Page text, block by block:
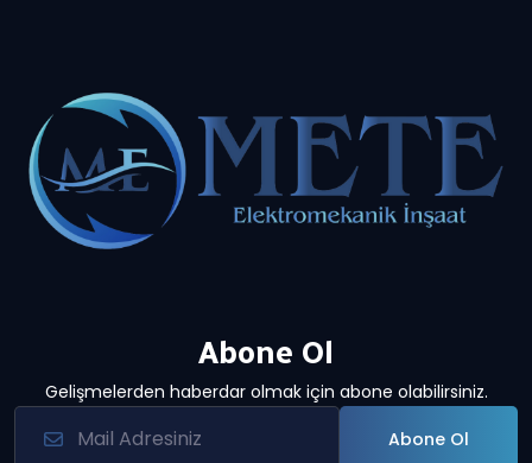
Abone Ol
Gelişmelerden haberdar olmak için abone olabilirsiniz.
Abone Ol